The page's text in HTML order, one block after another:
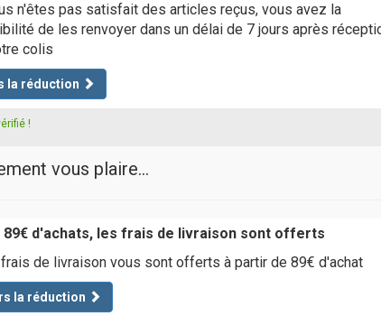
n'êtes pas satisfait des articles reçus, vous avez la
de les renvoyer dans un délai de 7 jours après
colis
la réduction
!
vous plaire...
89€ d'achats, les frais de livraison sont offerts
de livraison vous sont offerts à partir de 89€ d'achat
la réduction